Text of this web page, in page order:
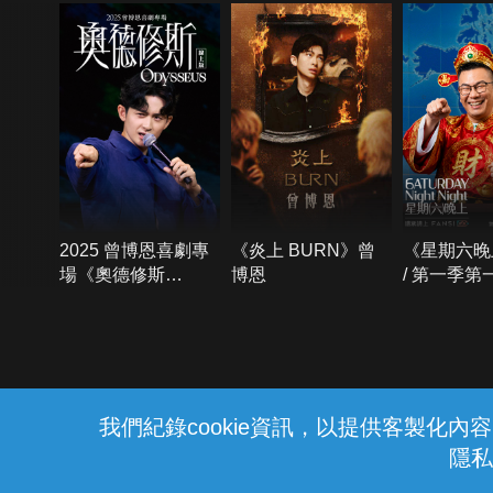
我們紀錄cookie資訊，以提供客製化內
隱
2025 曾博恩喜劇專
場《奧德修斯
《炎上 BURN》曾
博恩
《星期六
/ 第一季第